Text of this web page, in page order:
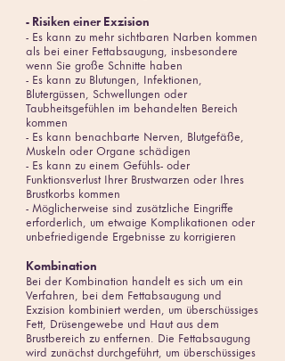
- Risiken einer Exzision
- Es kann zu mehr sichtbaren Narben kommen
als bei einer Fettabsaugung, insbesondere
wenn Sie große Schnitte haben
- Es kann zu Blutungen, Infektionen,
Blutergüssen, Schwellungen oder
Taubheitsgefühlen im behandelten Bereich
kommen
- Es kann benachbarte Nerven, Blutgefäße,
Muskeln oder Organe schädigen
- Es kann zu einem Gefühls- oder
Funktionsverlust Ihrer Brustwarzen oder Ihres
Brustkorbs kommen
- Möglicherweise sind zusätzliche Eingriffe
erforderlich, um etwaige Komplikationen oder
unbefriedigende Ergebnisse zu korrigieren
Kombination
Bei der Kombination handelt es sich um ein
Verfahren, bei dem Fettabsaugung und
Exzision kombiniert werden, um überschüssiges
Fett, Drüsengewebe und Haut aus dem
Brustbereich zu entfernen. Die Fettabsaugung
wird zunächst durchgeführt, um überschüssiges